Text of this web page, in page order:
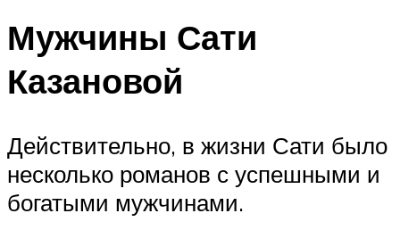
Мужчины Сати
Казановой
Действительно, в жизни Сати было
несколько романов с успешными и
богатыми мужчинами.